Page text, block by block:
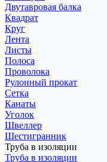
Двутавровая балка
Квадрат
Круг
Лента
Листы
Полоса
Проволока
Рулонный прокат
Сетка
Канаты
Уголок
Швеллер
Шестигранник
Труба в изоляции
Труба в изоляции